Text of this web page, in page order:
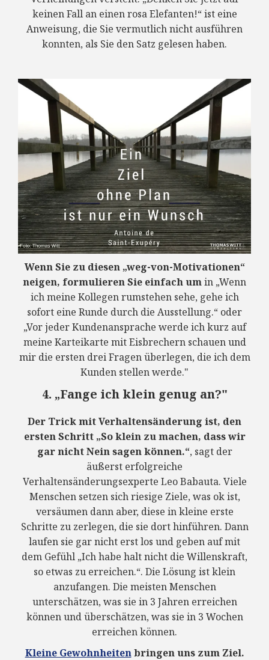
keinen Fall an einen rosa Elefanten!“ ist eine
Anweisung, die Sie vermutlich nicht ausführen
konnten, als Sie den Satz gelesen haben.
Wenn Sie zu diesen „weg-von-Motivationen“
neigen, formulieren Sie einfach umin „Wenn
ich meine Kollegen rumstehen sehe, gehe ich
sofort eine Runde durch die Ausstellung.“ oder
„Vor jeder Kundenansprache werde ich kurz auf
meine Karteikarte mit Eisbrechern schauen und
mir die ersten drei Fragen überlegen, die ich dem
Kunden stellen werde."
4. „Fange ich klein genug an?"
Der Trick mit Verhaltensänderung ist, den
ersten Schritt „So klein zu machen, dass wir
gar nicht Nein sagen können.“, sagt der
äußerst erfolgreiche
Verhaltensänderungsexperte Leo Babauta. Viele
Menschen setzen sich riesige Ziele, was ok ist,
versäumen dann aber, diese in kleine erste
Schritte zu zerlegen, die sie dort hinführen. Dann
laufen sie gar nicht erst los und geben auf mit
dem Gefühl „Ich habe halt nicht die Willenskraft,
so etwas zu erreichen.“. Die Lösung ist klein
anzufangen. Die meisten Menschen
unterschätzen, was sie in 3 Jahren erreichen
können und überschätzen, was sie in 3 Wochen
erreichen können.
Kleine Gewohnheitenbringen uns zum Ziel.